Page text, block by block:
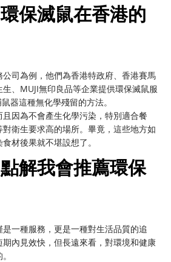
保滅鼠在香港的
司為例，他們為香港特政府、香港賽馬
、MUJI無印良品等企業提供環保滅鼠服
器這種無化學殘留的方法。
因為不會產生化學污染，特別適合餐
衛生要求高的場所。畢竟，這些地方如
材後果就不堪設想了。
解我會推薦環保
一種服務，更是一種對生活品質的追
內見效快，但長遠來看，對環境和健康